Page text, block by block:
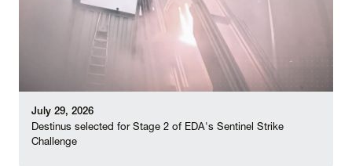
July 29, 2026
Destinus selected for Stage 2 of EDA's Sentinel Strike
Challenge